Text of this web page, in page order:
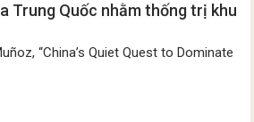
Trung Quốc nhằm thống trị khu
“China’s Quiet Quest to Dominate